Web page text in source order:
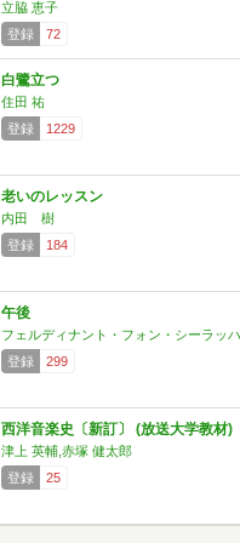
立脇 恵子
登録
72
白鷺立つ
住田 祐
登録
1229
老いのレッスン
内田 樹
登録
184
午後
フェルディナント・フォン・シーラッハ
登録
299
西洋音楽史〔新訂〕 (放送大学教材)
津上 英輔,赤塚 健太郎
登録
25